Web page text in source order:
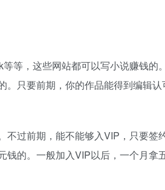
等，这些网站都可以写小说赚钱的
只要前期，你的作品能得到编辑
过前期，能不能够入VIP，只要签
的。一般加入VIP以后，一个月拿